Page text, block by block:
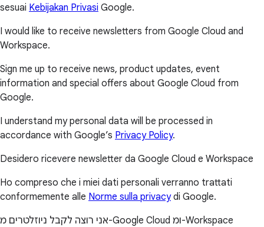
sesuai Kebijakan Privasi Google.
I would like to receive newsletters from Google Cloud and
Workspace.
Sign me up to receive news, product updates, event
information and special offers about Google Cloud from
Google.
I understand my personal data will be processed in
accordance with Google’s Privacy Policy.
Desidero ricevere newsletter da Google Cloud e Workspace
Ho compreso che i miei dati personali verranno trattati
conformemente alle Norme sulla privacydi Google.
אני רוצה לקבל ניוזלטרים מ-Google Cloud ומ-Workspace